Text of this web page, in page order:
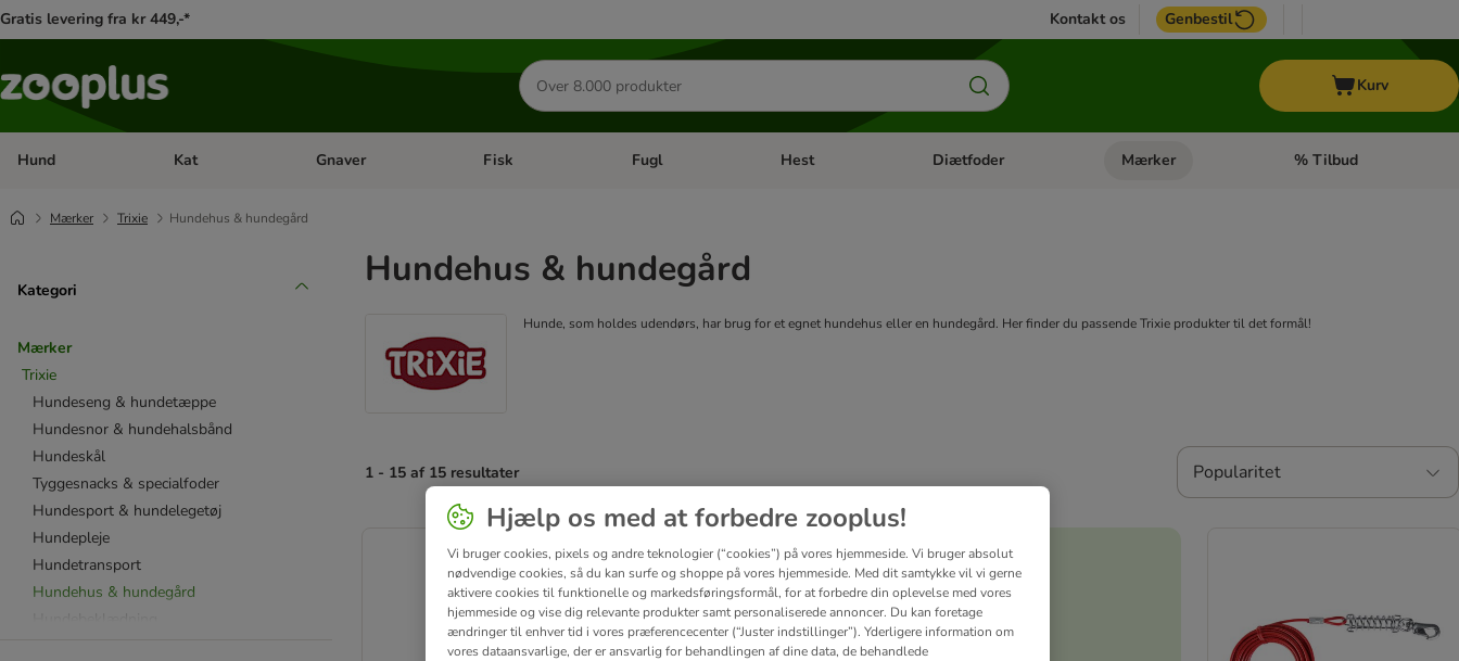
Gratis levering fra kr 449,-* Kontakt os Genbestil
Søg
efter
produkter
Kurv
Hund Åben kategori menu: Hund
Kat Åben kategori menu: Kat
Gnaver Åben kategori menu: Gnaver
Fisk Åben kategori menu: Fisk
Fugl Åben kategori menu: Fugl
Hest Åben kategori menu: Hest
Diætfoder Åben kategori menu: Diætfoder
Mærker Åben kategori menu:
% Tilbud
Mærker Trixie Hundehus & hundegård
Kategori
Mærker
Trixie
Hundeseng & hundetæppe
Hundesnor & hundehalsbånd
Hundeskål
Tyggesnacks & specialfoder
Hundesport & hundelegetøj
Hundepleje
Hundetransport
Hundehus & hundegård
Hundehus & hundegård
Hunde, som holdes udendørs, har brug for et egnet hundehus eller en hundegård. Her finder du passende Trixie produkter til det formål!
1 - 15 af 15 resultater Popularitet
product items have been changedHjælp os med at forbedre zooplus!
Vi bruger cookies, pixels og andre teknologier (“cookies”) på vores hjemmeside. Vi bruger absolut
nødvendige cookies, så du kan surfe og shoppe på vores hjemmeside. Med dit samtykke vil vi gerne
aktivere cookies til funktionelle og markedsføringsformål, for at forbedre din oplevelse med vores
hjemmeside og vise dig relevante produkter samt personaliserede annoncer. Du kan foretage
ændringer til enhver tid i vores præferencecenter (“Juster indstillinger”). Yderligere information om
vores dataansvarlige, der er ansvarlig for behandlingen af ​​dine data, de behandlede